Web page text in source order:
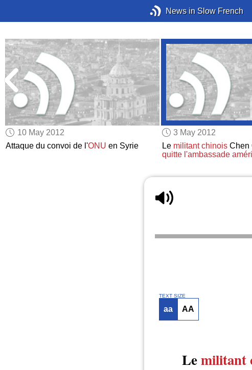
News in Slow French
10 May 2012
Attaque du convoi de l'ONU en Syrie
3 May 2012
Le militant chinoisChen
quitte l'ambassade
TEXT SIZE
aa AA
Lemilitant